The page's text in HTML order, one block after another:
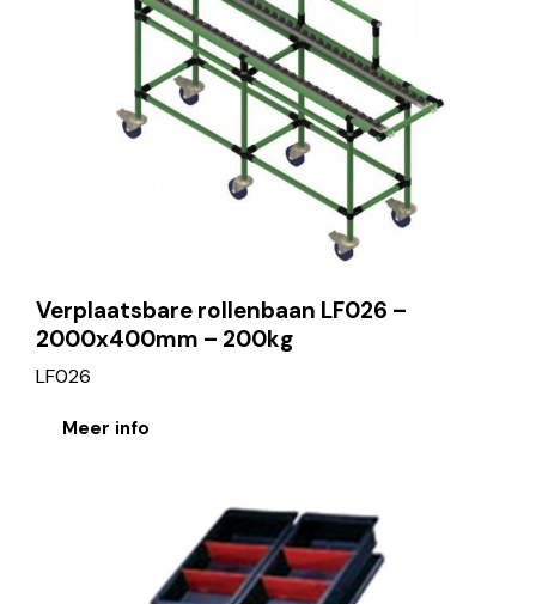
Verplaatsbare rollenbaan LF026 –
2000x400mm – 200kg
LF026
Meer info